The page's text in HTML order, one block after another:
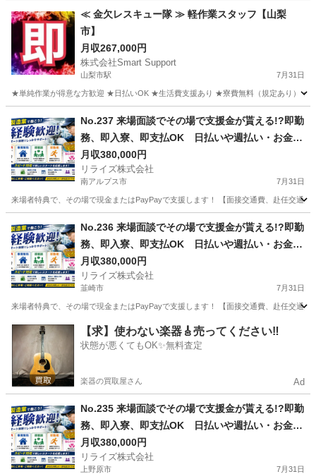
小淵沢駅
≪ 金欠レスキュー隊 ≫ 軽作業スタッフ【山梨
市】
月収267,000円
株式会社Smart Support
山梨市駅 7月31日
★単純作業が得意な方歓迎 ★日払いOK ★生活費支援あり ★寮費無料（規定あり） ★
その他 単純作業
No.237 来場面談でその場で支援金が貰える!?即勤
務、即入寮、即支払OK 日払いや週払い・お金住
む場所に困ってる方必見の案件です！簡単な電子
部品の製造・加工のお仕事♪
月収380,000円
リライズ株式会社
南アルプス市 7月31日
来場者特典で、その場で現金またはPayPayで支援します！ 【面接交通費、赴任交通
その他
No.236 来場面談でその場で支援金が貰える!?即勤
務、即入寮、即支払OK 日払いや週払い・お金住
む場所に困ってる方必見の案件です！簡単な電子
部品の製造・加工のお仕事♪
月収380,000円
リライズ株式会社
韮崎市 7月31日
来場者特典で、その場で現金またはPayPayで支援します！ 【面接交通費、赴任交通
山梨 韮崎市 その他 業務
【求】使わない楽器🎸売ってください‼️
状態が悪くてもOK✨無料査定
楽器の買取屋さん Ad
No.235 来場面談でその場で支援金が貰える!?即勤
務、即入寮、即支払OK 日払いや週払い・お金住
む場所に困ってる方必見の案件です！簡単な電子
部品の製造・加工のお仕事♪
月収380,000円
リライズ株式会社
上野原市 7月31日